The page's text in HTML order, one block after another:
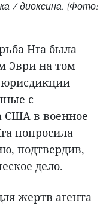
/ диоксина. (Фото:
Нга была
Эври на том
с
США в военное
попросила
подтвердив,
дело.
жертв агента